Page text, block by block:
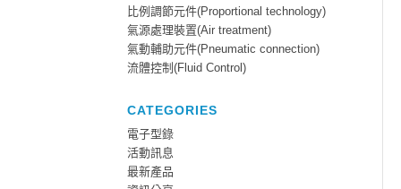
比例調節元件(Proportional technology)
氣源處理裝置(Air treatment)
氣動輔助元件(Pneumatic connection)
流體控制(Fluid Control)
CATEGORIES
電子型錄
活動訊息
最新產品